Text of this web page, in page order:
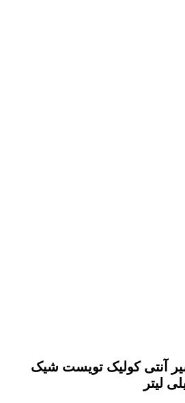
آنتی کولیک تویست شیک